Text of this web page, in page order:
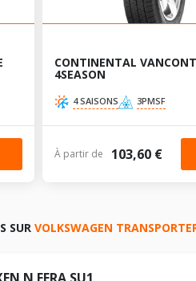
CONTINENTAL
4SEASON
4 SAISONS 3PMSF
À partir de 103,60 €
SUR VOLKSWAGEN